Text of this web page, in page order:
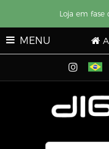
Loja em fase
MENU